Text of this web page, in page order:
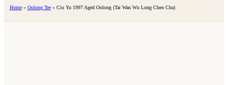
Home» Oolong Tee» Ciu Yu 1997 Aged Oolong (Tai Wan Wu Long Chen Cha)